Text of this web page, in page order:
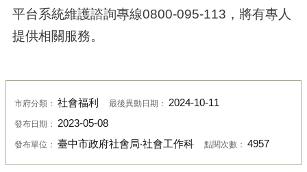
平台系統維護諮詢專線0800-095-113，將有專人
提供相關服務。
市府分類： 社會福利 最後異動日期： 2024-10-11
發布日期： 2023-05-08
發布單位： 臺中市政府社會局‧社會工作科 點閱次數： 4957